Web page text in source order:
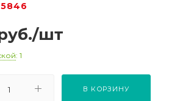
/шт
: 1
В КОРЗИНУ